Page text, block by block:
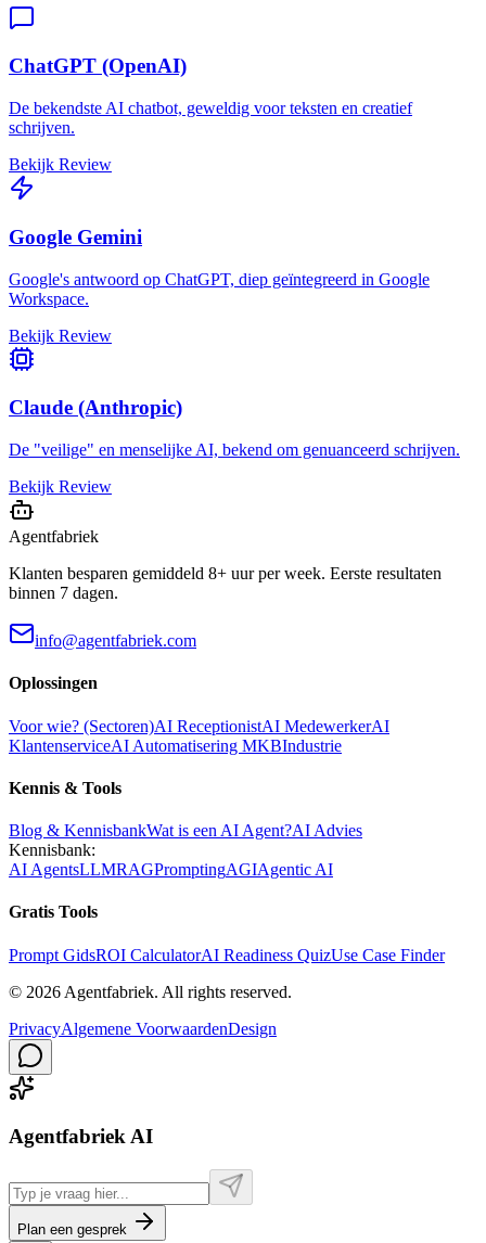
ChatGPT (OpenAI)
De bekendste AI chatbot, geweldig voor teksten en creatief
schrijven.
Bekijk Review
Google Gemini
Google's antwoord op ChatGPT, diep geïntegreerd in Google
Workspace.
Bekijk Review
Claude (Anthropic)
De "veilige" en menselijke AI, bekend om genuanceerd schrijven.
Bekijk Review
Agentfabriek
Klanten besparen gemiddeld 8+ uur per week. Eerste resultaten
binnen 7 dagen.
info@agentfabriek.com
Oplossingen
Voor wie? (Sectoren)AI ReceptionistAI MedewerkerAI
KlantenserviceAI Automatisering MKBIndustrie
Kennis & Tools
Blog & KennisbankWat is een AI Agent?AI Advies
Kennisbank:
AI AgentsLLMRAGPromptingAGIAgentic AI
Gratis Tools
Prompt GidsROI CalculatorAI Readiness QuizUse Case Finder
© 2026 Agentfabriek. All rights reserved.
PrivacyAlgemene VoorwaardenDesign
Agentfabriek AI
Plan een gesprek